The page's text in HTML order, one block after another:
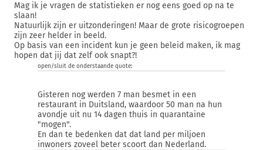
Mag ik je vragen de statistieken er nog eens goed op na te
slaan!
Natuurlijk zijn er uitzonderingen! Maar de grote risicogroepen
zijn zeer helder in beeld.
Op basis van een incident kun je geen beleid maken, ik mag
hopen dat jij dat zelf ook snapt?!
open/sluit de onderstaande quote:
Gisteren nog werden 7 man besmet in een
restaurant in Duitsland, waardoor 50 man na hun
avondje uit nu 14 dagen thuis in quarantaine
"mogen".
En dan te bedenken dat dat land per miljoen
inwoners zoveel beter scoort dan Nederland.